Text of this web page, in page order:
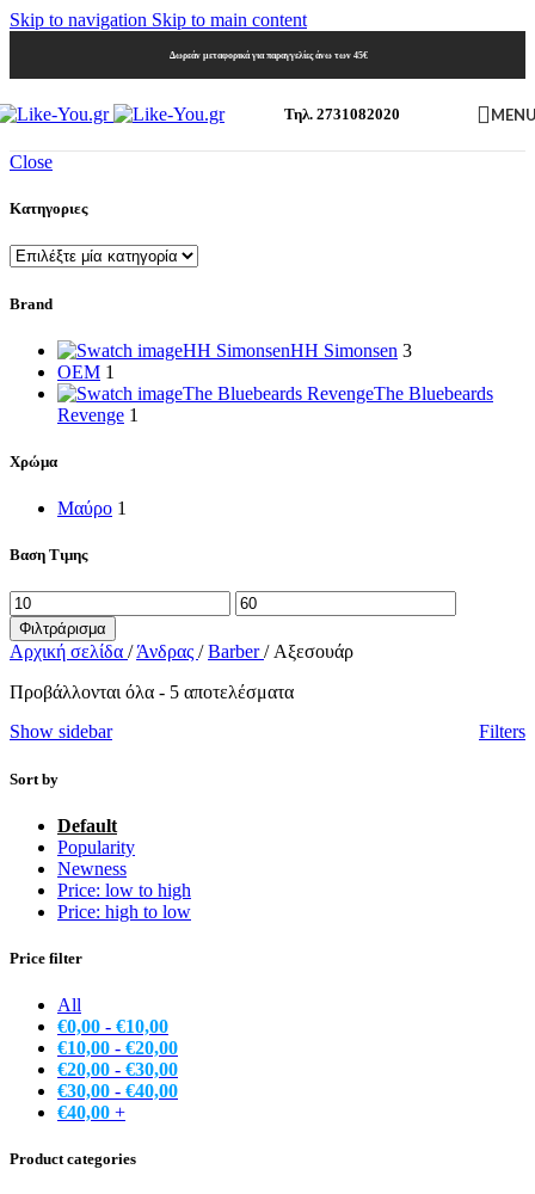
Skip to navigation Skip to main content
Δωρεάν μεταφορικά για παραγγελίες άνω των 45€
Τηλ. 2731082020
Close
Κατηγοριες
Brand
HH SimonsenHH Simonsen 3
OEM 1
The Bluebeards RevengeThe Bluebeards
Revenge 1
Χρώμα
Μαύρο 1
Βαση Τιμης
Ελάχιστη
τιμή
Μέγιστη
τιμή
Φιλτράρισμα
Αρχική σελίδα / Άνδρας / Barber/ Αξεσουάρ
Προβάλλονται όλα - 5 αποτελέσματα
Show sidebar
Filters
Sort by
Default
Popularity
Newness
Price: low to high
Price: high to low
Price filter
All
€0,00 - €10,00
€10,00 - €20,00
€20,00 - €30,00
€30,00 - €40,00
€40,00 +
Product categories